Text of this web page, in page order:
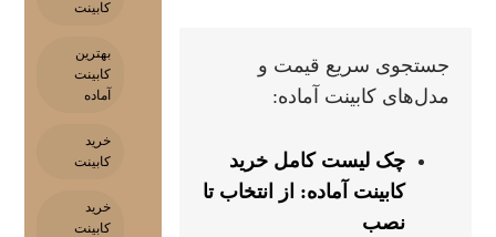
جستجوی سریع قیمت و
مدل‌های کابینت آماده:
چک لیست کامل خرید
کابینت آماده: از انتخاب تا
نصب
کابینت
بهترین
کابینت
آماده
خرید
کابینت
خرید
کابینت